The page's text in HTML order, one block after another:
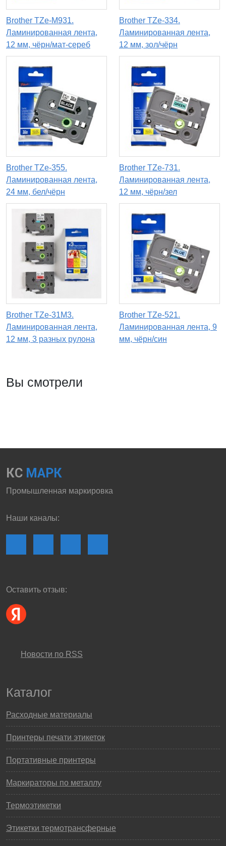
Brother TZe-M931.
Ламинированная лента,
12 мм, чёрн/мат-сереб
Brother TZe-334.
Ламинированная лента,
12 мм, зол/чёрн
Brother TZe-355.
Ламинированная лента,
24 мм, бел/чёрн
Brother TZe-731.
Ламинированная лента,
12 мм, чёрн/зел
Brother TZe-31M3.
Ламинированная лента,
12 мм, 3 разных рулона
Brother TZe-521.
Ламинированная лента, 9
мм, чёрн/син
Вы смотрели
КС МАРК
Промышленная маркировка
Наши каналы:
Оставить отзыв:
Новости по RSS
Каталог
Расходные материалы
Принтеры печати этикеток
Портативные принтеры
Маркираторы по металлу
Термоэтикетки
Этикетки термотрансферные